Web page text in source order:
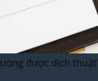
được dịch